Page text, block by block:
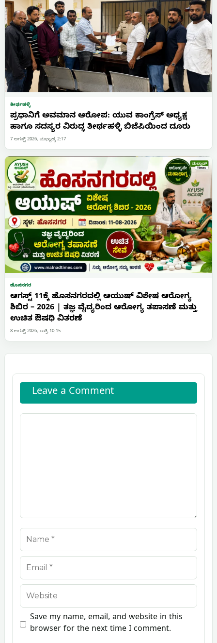
ತೀರ್ಥಹಳ್ಳಿ
ಪ್ರಧಾನಿಗೆ ಅವಮಾನ ಆರೋಪ: ಯುವ ಕಾಂಗ್ರೆಸ್ ಅಧ್ಯಕ್ಷ
ಹಾಗೂ ಸದಸ್ಯರ ವಿರುದ್ಧ ತೀರ್ಥಹಳ್ಳಿ ಬಿಜೆಪಿಯಿಂದ ದೂರು
7 ಆಗಸ್ಟ್ 2026, ಮಧ್ಯಾಹ್ನ 2:17
ಹೊಸನಗರ
ಆಗಸ್ಟ್ 11ಕ್ಕೆ ಹೊಸನಗರದಲ್ಲಿ ಆಯುಷ್ ವಿಶೇಷ ಆರೋಗ್ಯ
ಶಿಬಿರ – 2026 | ತಜ್ಞ ವೈದ್ಯರಿಂದ ಆರೋಗ್ಯ ತಪಾಸಣೆ ಮತ್ತು
ಉಚಿತ ಔಷಧಿ ವಿತರಣೆ
8 ಆಗಸ್ಟ್ 2026, ರಾತ್ರಿ 10:15
Leave a Comment
Comment
Name
Email
Website
Save my name, email, and website in this
browser for the next time I comment.